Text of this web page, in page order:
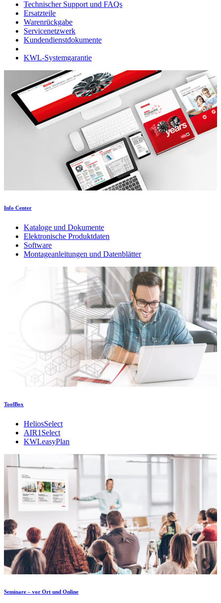
Technischer Support und FAQs
Ersatzteile
Warenrückgabe
Servicenetzwerk
Kundendienstdokumente
KWL-Systemgarantie
Info Center
Kataloge und Dokumente
Elektronische Produktdaten
Software
Montageanleitungen und Datenblätter
ToolBox
HeliosSelect
AIR1Select
KWLeasyPlan
Seminare – vor Ort und Online